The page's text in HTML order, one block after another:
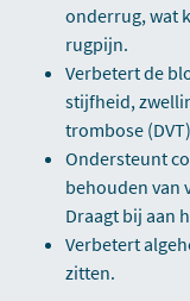
onderrug, wat
rugpijn.
Verbetert de
stijfheid,
trombose
Ondersteunt
behouden van
Draagt bij aan
Verbetert
zitten.